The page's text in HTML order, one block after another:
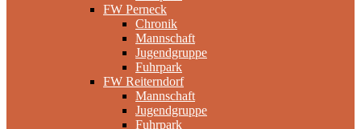
FW Perneck
Chronik
Mannschaft
Jugendgruppe
Fuhrpark
FW Reiterndorf
Mannschaft
Jugendgruppe
Fuhrpark